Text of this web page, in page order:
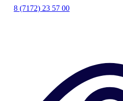
8 (7172) 23 57 00